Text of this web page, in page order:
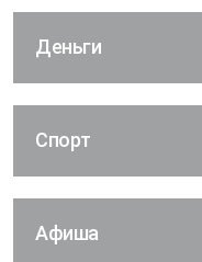
Деньги
Спорт
Афиша